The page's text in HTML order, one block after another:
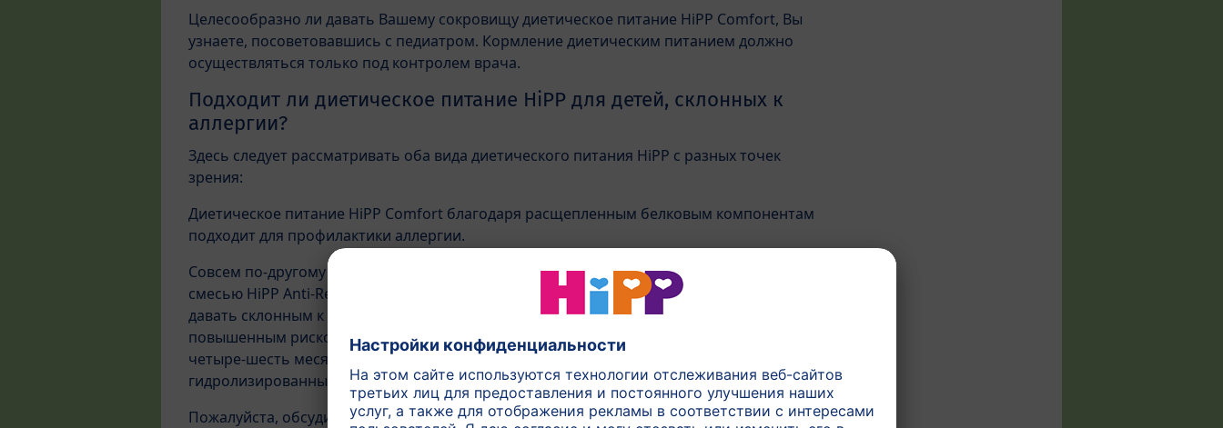
Целесообразно ли давать Вашему сокровищу диетическое питание HiPP Comfort, Вы
узнаете, посоветовавшись с педиатром. Кормление диетическим питанием должно
осуществляться только под контролем врача.
Подходит ли диетическое питание HiPP для детей, склонных к
аллергии?
Здесь следует рассматривать оба вида диетического питания HiPP с разных точек
зрения:
Диетическое питание HiPP Comfort благодаря расщепленным белковым компонентам
подходит для профилактики аллергии.
Совсем по-другому дело обстоит с антирефлюксной адаптированной молочной
смесью HiPP Anti-Reflux. Она содержит интактный белок, и поэтому ее не следует
давать склонным к аллергии детям в первые полгода их жизни. Ведь младенцев с
повышенным риском аллергии, согласно официальным рекомендациям, в первые
четыре-шесть месяцев следует кормить исключительно грудным молоком и/или
гидролизированным (= частично расщепленным) белком.
Пожалуйста, обсудите данный вопрос и Ваши дальнейшие действия с педиатром.